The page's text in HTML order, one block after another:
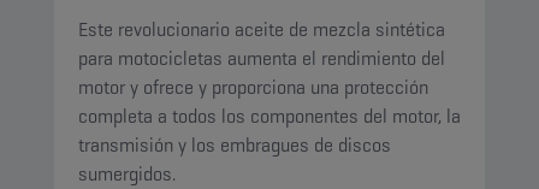
Este revolucionario aceite de mezcla sintética
para motocicletas aumenta el rendimiento del
motor y ofrece y proporciona una protección
completa a todos los componentes del motor, la
transmisión y los embragues de discos
sumergidos.